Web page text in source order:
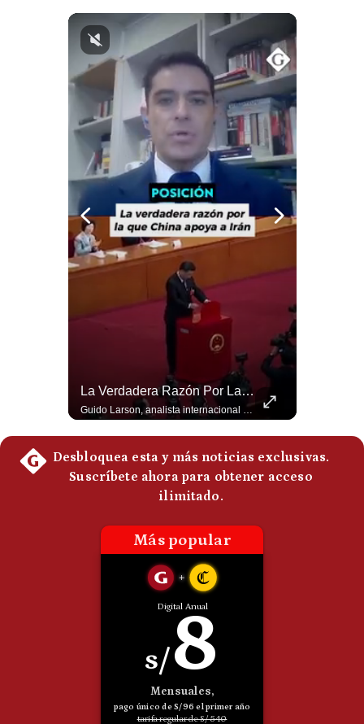
Privacidad
La Verdadera Razón Por La Que China Apoya A Irán | Gestión Mundo
Guido Larson, analista internacional explica que la guerra no puede entenderse únicamente como un enfrentamiento entre Estados Unidos e Irán, sino también dentro de la competencia global entre Washington y Pekín. El analista sostiene que China mantiene su relación petrolera con Irán y que le interesa que Estados Unidos consuma recursos y pierda influencia. 🚀 ¿Quieres entender el mundo sin ruido? Únete a nuestra comunidad y forma parte del cambio. #GestiónNewsroomLive #NoticiasGlobales #AnálisisGeopolítico #EconomíaMundial #IA #Geopolítica #LatinosEnUSA #NoticiasEnEspañol 👉 Suscríbete y activa la campana para no perderte nuestro análisis diario. 🌎 Síguenos en nuestras redes sociales: 📌 Web oficial: https://gestion.pe/mundo/ 📌 LinkedIn: http://bit.ly/3HYIET0 📌 X (Twitter): http://bit.ly/4noZtX9 📌 TikTok: http://bit.ly/4evB6TO